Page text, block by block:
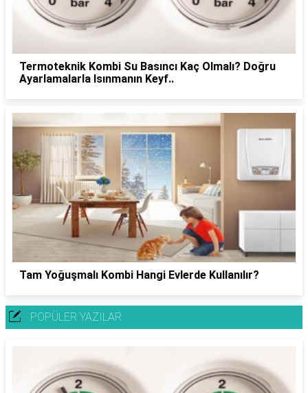
Termoteknik Kombi Su Basıncı Kaç Olmalı? Doğru
Ayarlamalarla Isınmanın Keyf..
Tam Yoğuşmalı Kombi Hangi Evlerde Kullanılır?
POPÜLER YAZILAR